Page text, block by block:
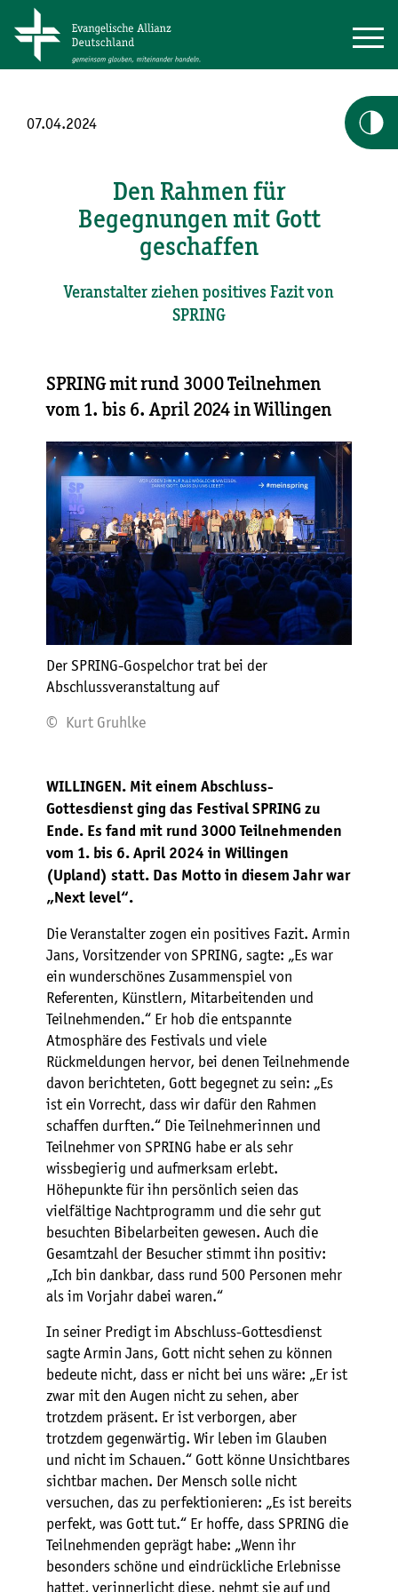
07.04.2024
Den Rahmen für
Begegnungen mit Gott
geschaffen
Veranstalter ziehen positives Fazit von
SPRING
SPRING mit rund 3000 Teilnehmen
vom 1. bis 6. April 2024 in Willingen
Der SPRING-Gospelchor trat bei der
Abschlussveranstaltung auf
© Kurt Gruhlke
WILLINGEN. Mit einem Abschluss-
Gottesdienst ging das Festival SPRING zu
Ende. Es fand mit rund 3000 Teilnehmenden
vom 1. bis 6. April 2024 in Willingen
(Upland) statt. Das Motto in diesem Jahr war
„Next level“.
Die Veranstalter zogen ein positives Fazit. Armin
Jans, Vorsitzender von SPRING, sagte: „Es war
ein wunderschönes Zusammenspiel von
Referenten, Künstlern, Mitarbeitenden und
Teilnehmenden.“ Er hob die entspannte
Atmosphäre des Festivals und viele
Rückmeldungen hervor, bei denen Teilnehmende
davon berichteten, Gott begegnet zu sein: „Es
ist ein Vorrecht, dass wir dafür den Rahmen
schaffen durften.“ Die Teilnehmerinnen und
Teilnehmer von SPRING habe er als sehr
wissbegierig und aufmerksam erlebt.
Höhepunkte für ihn persönlich seien das
vielfältige Nachtprogramm und die sehr gut
besuchten Bibelarbeiten gewesen. Auch die
Gesamtzahl der Besucher stimmt ihn positiv:
„Ich bin dankbar, dass rund 500 Personen mehr
als im Vorjahr dabei waren.“
In seiner Predigt im Abschluss-Gottesdienst
sagte Armin Jans, Gott nicht sehen zu können
bedeute nicht, dass er nicht bei uns wäre: „Er ist
zwar mit den Augen nicht zu sehen, aber
trotzdem präsent. Er ist verborgen, aber
trotzdem gegenwärtig. Wir leben im Glauben
und nicht im Schauen.“ Gott könne Unsichtbares
sichtbar machen. Der Mensch solle nicht
versuchen, das zu perfektionieren: „Es ist bereits
perfekt, was Gott tut.“ Er hoffe, dass SPRING die
Teilnehmenden geprägt habe: „Wenn ihr
besonders schöne und eindrückliche Erlebnisse
hattet, verinnerlicht diese, nehmt sie auf und